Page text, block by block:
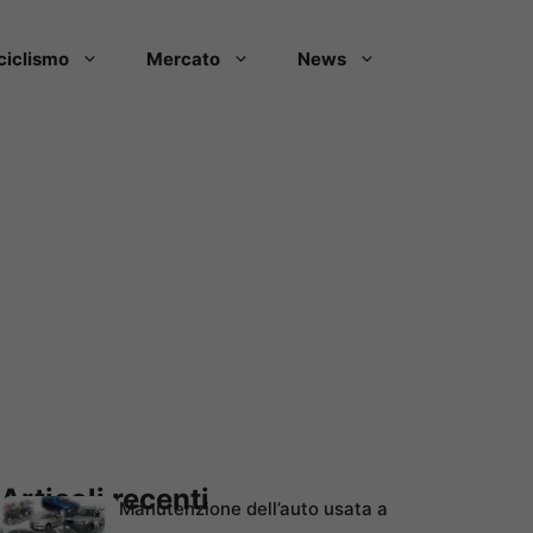
Mercato News
Articoli recentiManutenzione dell’auto usata a